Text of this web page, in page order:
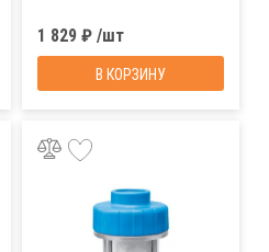
1 829 ₽ /шт
В КОРЗИНУ